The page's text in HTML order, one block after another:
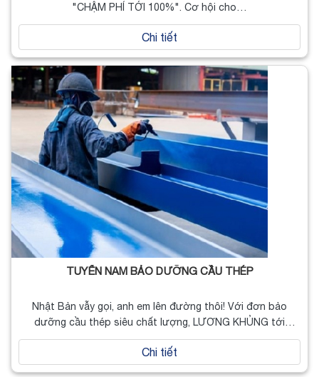
"CHẬM PHÍ TỚI 100%". Cơ hội cho…
Chi tiết
TUYỂN NAM BẢO DƯỠNG CẦU THÉP
Nhật Bản vẫy gọi, anh em lên đường thôi! Với đơn bảo
dưỡng cầu thép siêu chất lượng, LƯƠNG KHỦNG tới
23,4…
Chi tiết